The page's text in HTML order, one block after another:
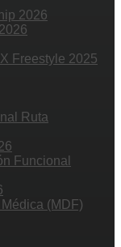
2026
Freestyle 2025
Ruta
Funcional
(MDF)